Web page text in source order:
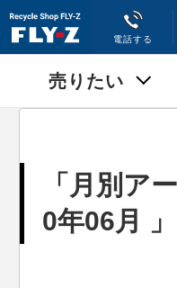
電話する
売りたい
「月別ア
0年06月